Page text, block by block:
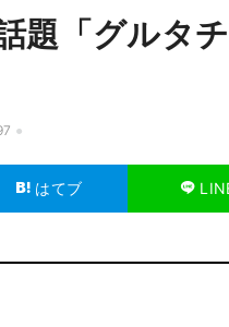
題「グルタ
はてブ